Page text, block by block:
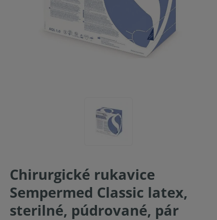
Chirurgické rukavice
Sempermed Classic latex,
sterilné, púdrované, pár